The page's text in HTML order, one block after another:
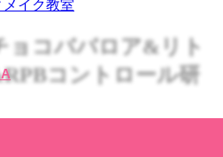
イク教室
ョコババロア&リト
コントロール研